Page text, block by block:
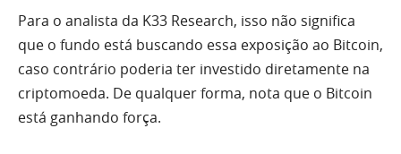
Para o analista da K33 Research, isso não significa
que o fundo está buscando essa exposição ao Bitcoin,
caso contrário poderia ter investido diretamente na
criptomoeda. De qualquer forma, nota que o Bitcoin
está ganhando força.